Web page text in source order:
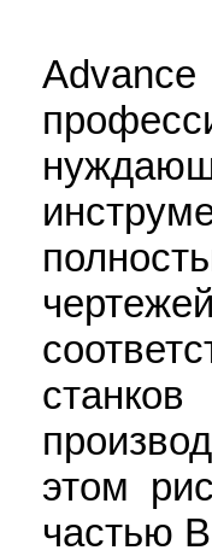
этом
частью